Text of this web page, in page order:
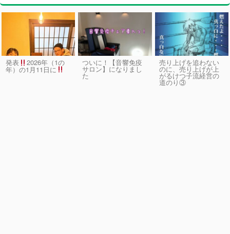
発表 2026年（1の
年）の1月11日に
ついに！【音響免疫
サロン】になりまし
た
売り上げを追わない
のに、売り上げが上
がるけつ子流経営の
道のり③